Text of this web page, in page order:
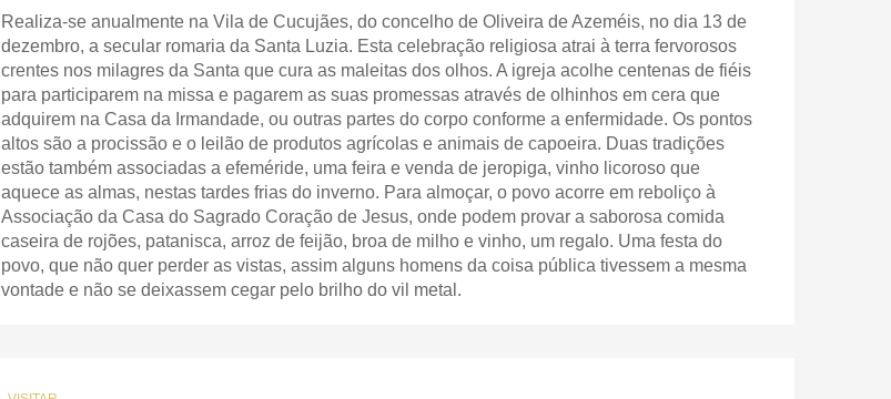
Realiza-se anualmente na Vila de Cucujães, do concelho de Oliveira de Azeméis, no dia 13 de
dezembro, a secular romaria da Santa Luzia. Esta celebração religiosa atrai à terra fervorosos
crentes nos milagres da Santa que cura as maleitas dos olhos. A igreja acolhe centenas de fiéis
para participarem na missa e pagarem as suas promessas através de olhinhos em cera que
adquirem na Casa da Irmandade, ou outras partes do corpo conforme a enfermidade. Os pontos
altos são a procissão e o leilão de produtos agrícolas e animais de capoeira. Duas tradições
estão também associadas a efeméride, uma feira e venda de jeropiga, vinho licoroso que
aquece as almas, nestas tardes frias do inverno. Para almoçar, o povo acorre em reboliço à
Associação da Casa do Sagrado Coração de Jesus, onde podem provar a saborosa comida
caseira de rojões, patanisca, arroz de feijão, broa de milho e vinho, um regalo. Uma festa do
povo, que não quer perder as vistas, assim alguns homens da coisa pública tivessem a mesma
vontade e não se deixassem cegar pelo brilho do vil metal.